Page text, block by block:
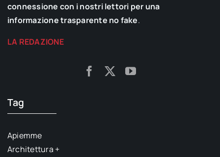
connessione con i nostri lettori per una
informazione trasparente no fake.
LA REDAZIONE
Tag
Apiemme
Architettura +